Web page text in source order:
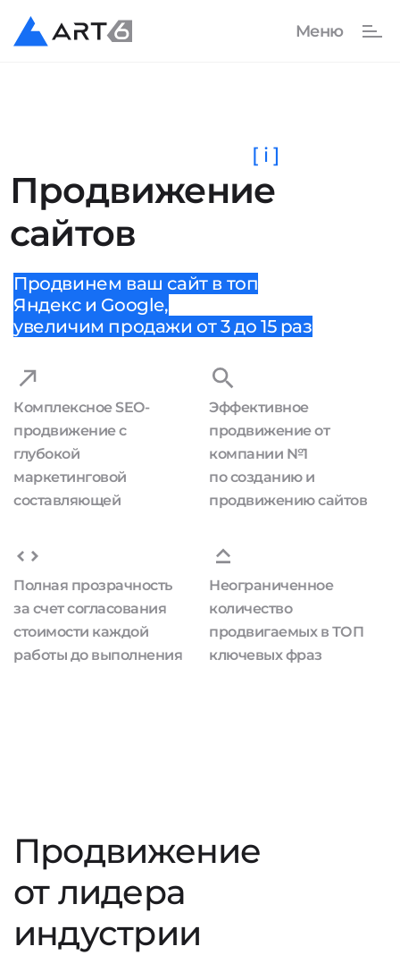
Продвижение
сайтов
[ i ]
Продвинем ваш сайт в топ
Яндекс и Google,
увеличим продажи от 3 до 15 раз
Комплексное SEO-
продвижение с
глубокой
маркетинговой
составляющей
Эффективное
продвижение от
компании №1
по созданию и
продвижению сайтов
Полная прозрачность
за счет согласования
стоимости каждой
работы до выполнения
Неограниченное
количество
продвигаемых в ТОП
ключевых фраз
Продвижение
от лидера
индустрии